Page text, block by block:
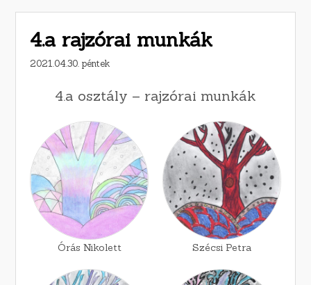
4.a rajzórai munkák
2021.04.30. péntek
4.a osztály – rajzórai munkák
Órás Nikolett Szécsi Petra